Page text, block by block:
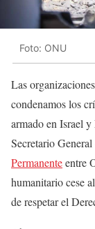
Foto: ONU
Las
condenamos los
armado en Israel
Secretario
Permanenteentre
humanitario cese
de respetar el